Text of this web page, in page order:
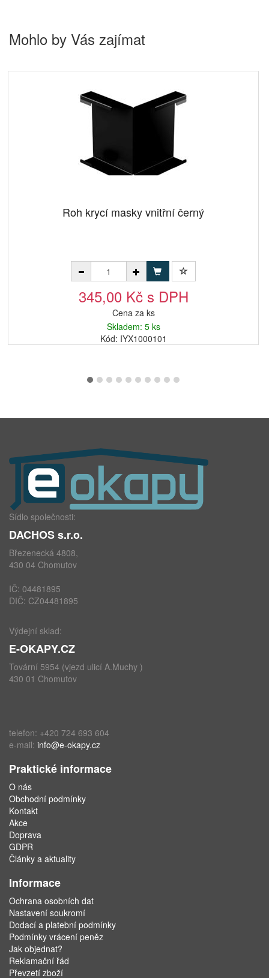
Mohlo by Vás zajímat
Roh krycí masky vnitřní černý
345,00 Kč s DPH
Cena za ks
Skladem: 5 ks
Kód: IYX1000101
Sídlo společnosti:
DACHOS s.r.o.
Březenecká 4808,
430 04 Chomutov
IČ: 04481895
DIČ: CZ04481895
Výdejní sklad:
E-OKAPY.CZ
Tovární 5954 (vjezd ulicí A.Muchy )
430 01 Chomutov
telefon: +420 724 693 604
e-mail: info@e-okapy.cz
Praktické informace
O nás
Obchodní podmínky
Kontakt
Akce
Doprava
GDPR
Články a aktuality
Informace
Ochrana osobních dat
Nastavení soukromí
Dodací a platební podmínky
Podmínky vrácení peněz
Jak objednat?
Reklamační řád
Převzetí zboží